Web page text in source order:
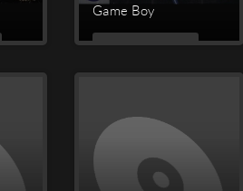
Game Boy
MEHR